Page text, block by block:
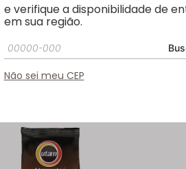
Grade Lista
e verifique a disponibilidade de
em sua região.
Não sei meu CEP